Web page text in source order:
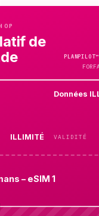
de
Données
ILLIMITÉ VALIDITÉ
– eSIM 1